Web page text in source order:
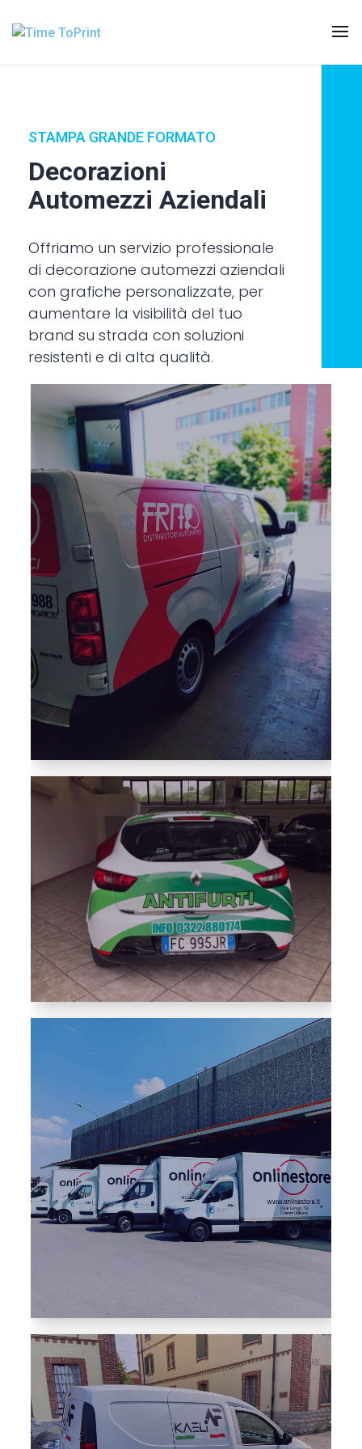
STAMPA GRANDE FORMATO
Decorazioni
Automezzi Aziendali
Offriamo un servizio professionale
di decorazione automezzi aziendali
con grafiche personalizzate, per
aumentare la visibilità del tuo
brand su strada con soluzioni
resistenti e di alta qualità.